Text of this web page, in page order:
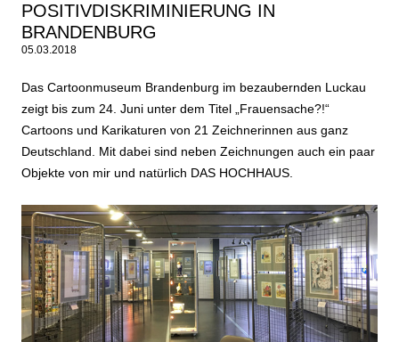
POSITIVDISKRIMINIERUNG IN
BRANDENBURG
05.03.2018
Das Cartoonmuseum Brandenburg im bezaubernden Luckau
zeigt bis zum 24. Juni unter dem Titel „Frauensache?!“
Cartoons und Karikaturen von 21 Zeichnerinnen aus ganz
Deutschland. Mit dabei sind neben Zeichnungen auch ein paar
Objekte von mir und natürlich DAS HOCHHAUS.